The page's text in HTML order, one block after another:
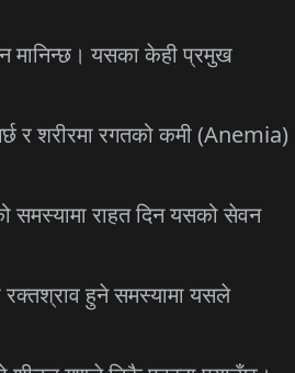
मानिन्छ। यसका केही प्रमुख
र शरीरमा रगतको कमी (Anemia)
समस्यामा राहत दिन यसको सेवन
रक्तश्राव हुने समस्यामा यसले